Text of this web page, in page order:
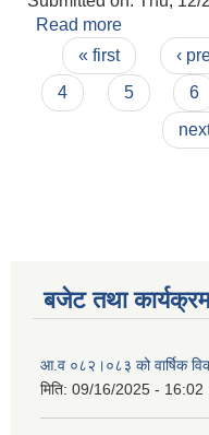
Read more
Pages
« first ‹
4
5 6
बजेट तथा कार्यक्रम
आ.व ०८२।०८३ को वार्षिक
मिति: 09/16/2025 - 16:02